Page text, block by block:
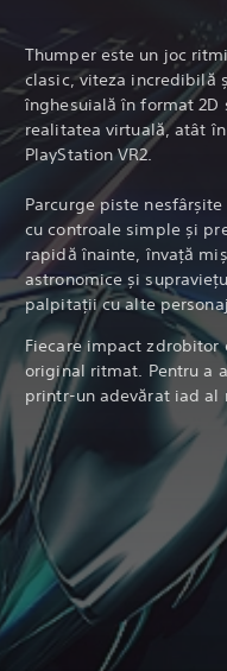
Thumper este un joc
clasic, viteza incredibilă
înghesuială în format
realitatea virtuală, atât
PlayStation VR2.
Parcurge piste
cu controale simple și
rapidă înainte, învață
astronomice și
palpitații cu alte
Fiecare impact
original ritmat. Pentru a
printr-un adevărat iad al